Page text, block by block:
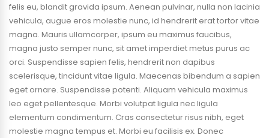
felis eu, blandit gravida ipsum. Aenean pulvinar, nulla non lacinia
vehicula, augue eros molestie nunc, id hendrerit erat tortor vitae
magna. Mauris ullamcorper, ipsum eu maximus faucibus,
magna justo semper nunc, sit amet imperdiet metus purus ac
orci. Suspendisse sapien felis, hendrerit non dapibus
scelerisque, tincidunt vitae ligula. Maecenas bibendum a sapien
eget ornare. Suspendisse potenti. Aliquam vehicula maximus
leo eget pellentesque. Morbi volutpat ligula nec ligula
elementum condimentum. Cras consectetur risus nibh, eget
molestie magna tempus et. Morbi eu facilisis ex. Donec